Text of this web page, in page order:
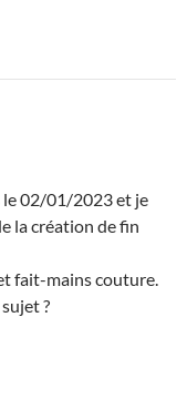
le 02/01/2023 et je
la création de fin
fait-mains couture.
?